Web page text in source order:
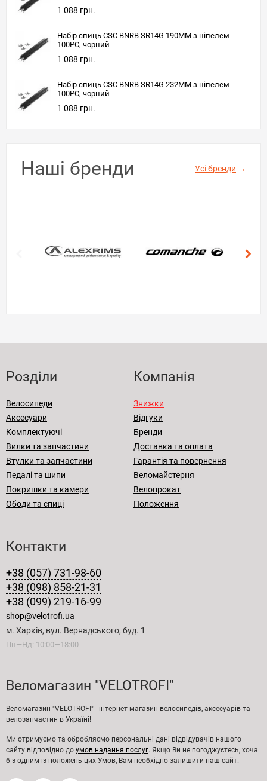
1 088 грн.
Набір спиць CSC BNRB SR14G 190MM з ніпелем
100PC, чорний
1 088 грн.
Набір спиць CSC BNRB SR14G 232MM з ніпелем
100PC, чорний
1 088 грн.
Наші бренди Усі бренди →
Розділи
Велосипеди
Аксесуари
Комплектуючі
Вилки та запчастини
Втулки та запчастини
Педалі та шипи
Покришки та камери
Ободи та спиці
Компанія
Знижки
Відгуки
Бренди
Доставка та оплата
Гарантія та повернення
Веломайстерня
Велопрокат
Положення
Контакти
+38 (057) 731-98-60
+38 (098) 858-21-31
+38 (099) 219-16-99
shop@velotrofi.ua
м. Харків, вул. Вернадського, буд. 1
Пн—Нд: 10:00—18:00
Веломагазин "VELOTROFI"
Веломагазин "VELOTROFI" - інтернет магазин велосипедів, аксесуарів та
велозапчастин в Україні!
Ми отримуємо та обробляємо персональні дані відвідувачів нашого
сайту відповідно до умов надання послуг. Якщо Ви не погоджуєтесь, хоча
б з одним із положень цих Умов, Вам необхідно залишити наш сайт.